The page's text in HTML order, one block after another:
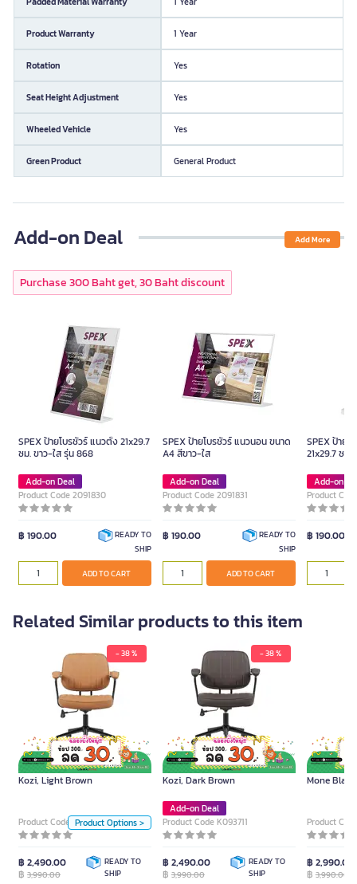
Product Warranty 1 Year
Rotation Yes
Seat Height Adjustment Yes
Wheeled Vehicle Yes
Green Product General Product
Add-on Deal Add More
Purchase 300 Baht get, 30 Baht discount
SPEX ป้ายโบรชัวร์ แนวตั้ง 21x29.7
ซม. ขาว-ใส รุ่น 868
Add-on Deal
Product Code 2091830
฿ 190.00
READY TO
SHIP
ADD TO CART
SPEX ป้ายโบรชัวร์ แนวนอน ขนาด
A4 สีขาว-ใส
Add-on Deal
Product Code 2091831
฿ 190.00
READY TO
SHIP
ADD TO CART
SPEX ป้าย
21x29.7 ซม.
Add-on
Product
฿ 190.00
Related Similar products to this item
- 38 %
FURRADEC Office Chair Model
Kozi, Light Brown
Product Code K093710Product Options >
฿ 2,490.00
฿ 3,990.00
READY TO
SHIP
FURRADEC Office Chair
Model Kozi, Light Brown
3,990.00
Piece
Piece
- 38 %
FURRADEC Office Chair Model
Kozi, Dark Brown
Add-on Deal
Product Code K093711
฿ 2,490.00
฿ 3,990.00
READY TO
SHIP
Mone Black
Product
฿ 2,990.00
฿3,990.00